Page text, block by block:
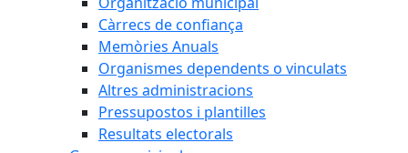
Càrrecs de confiança
Memòries Anuals
Organismes dependents o vinculats
Altres administracions
Pressupostos i plantilles
Resultats electorals